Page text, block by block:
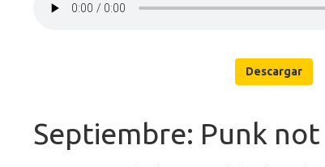
Descargar
Septiembre: Punk not